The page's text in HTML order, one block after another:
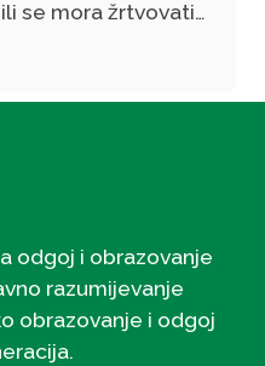
se mora žrtvovati
odgoj i obrazovanje
razumijevanje
obrazovanje i odgoj